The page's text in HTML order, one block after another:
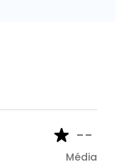
--
Média